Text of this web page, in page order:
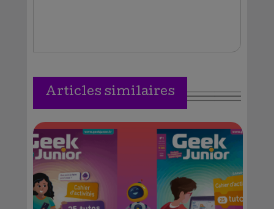
Articles similaires